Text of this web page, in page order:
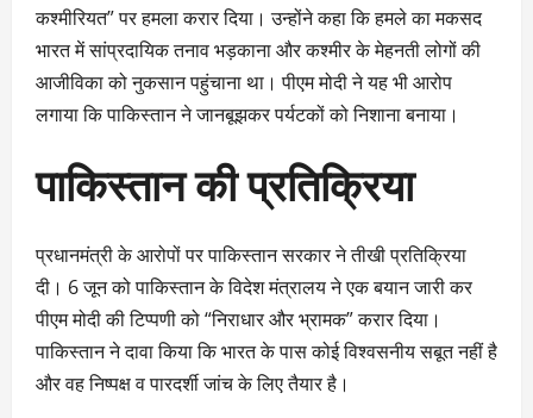
कश्मीरियत” पर हमला करार दिया। उन्होंने कहा कि हमले का मकसद
भारत में सांप्रदायिक तनाव भड़काना और कश्मीर के मेहनती लोगों की
आजीविका को नुकसान पहुंचाना था। पीएम मोदी ने यह भी आरोप
लगाया कि पाकिस्तान ने जानबूझकर पर्यटकों को निशाना बनाया।
पाकिस्तान की प्रतिक्रिया
प्रधानमंत्री के आरोपों पर पाकिस्तान सरकार ने तीखी प्रतिक्रिया
दी। 6 जून को पाकिस्तान के विदेश मंत्रालय ने एक बयान जारी कर
पीएम मोदी की टिप्पणी को “निराधार और भ्रामक” करार दिया।
पाकिस्तान ने दावा किया कि भारत के पास कोई विश्वसनीय सबूत नहीं है
और वह निष्पक्ष व पारदर्शी जांच के लिए तैयार है।